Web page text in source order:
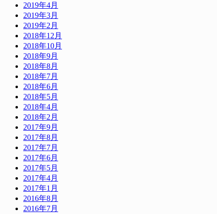
2019年4月
2019年3月
2019年2月
2018年12月
2018年10月
2018年9月
2018年8月
2018年7月
2018年6月
2018年5月
2018年4月
2018年2月
2017年9月
2017年8月
2017年7月
2017年6月
2017年5月
2017年4月
2017年1月
2016年8月
2016年7月